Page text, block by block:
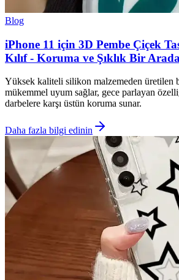
Blog
iPhone 11 için 3D Pembe Çiçek
Kılıf - Koruma ve Şıklık Bir Arada
Yüksek kaliteli silikon malzemeden üretilen
mükemmel uyum sağlar, gece parlayan
darbelere karşı üstün koruma sunar.
Daha fazla bilgi edinin